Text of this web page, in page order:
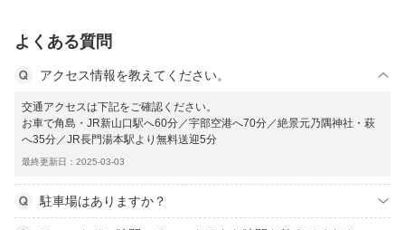
よくある質問
アクセス情報を教えてください。
交通アクセスは下記をご確認ください。
お車で角島・JR新山口駅へ60分／宇部空港へ70分／絶景元乃隅神社・萩
へ35分／JR長門湯本駅より無料送迎5分
最終更新日：2025-03-03
駐車場はありますか？